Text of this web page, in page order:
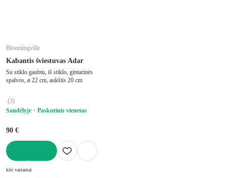
Bloomingville
Kabantis šviestuvas Adar
Su stiklo gaubtu, iš stiklo, gintarinės
spalvos, ø 22 cm, aukštis 20 cm
(3)
Sandėlyje
Paskutinis vienetas
90 €
kiti variantai